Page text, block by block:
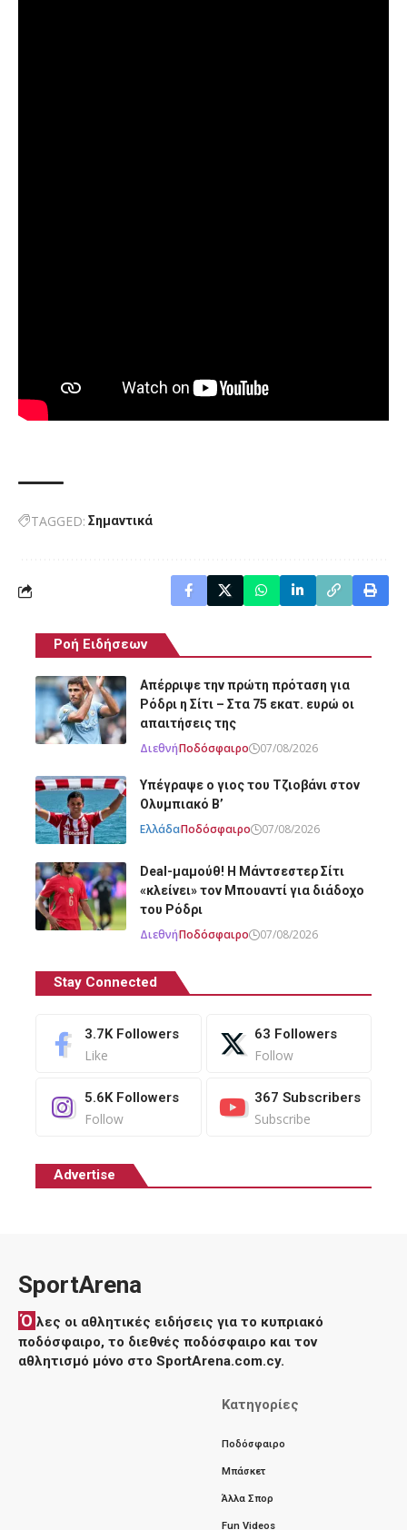
TAGGED: Σημαντικά
Ροή Ειδήσεων
Απέρριψε την πρώτη πρόταση για
Ρόδρι η Σίτι – Στα 75 εκατ. ευρώ οι
απαιτήσεις της
ΔιεθνήΠοδόσφαιρο 07/08/2026
Υπέγραψε ο γιος του Τζιοβάνι στον
Ολυμπιακό Β’
ΕλλάδαΠοδόσφαιρο 07/08/2026
Deal-μαμούθ! Η Μάντσεστερ Σίτι
«κλείνει» τον Μπουαντί για διάδοχο
του Ρόδρι
ΔιεθνήΠοδόσφαιρο 07/08/2026
Stay Connected
3.7K Followers
Like
63 Followers
Follow
5.6K Followers
Follow
367 Subscribers
Subscribe
Advertise
SportArena
Ό λες οι αθλητικές ειδήσεις για το κυπριακό
ποδόσφαιρο, το διεθνές ποδόσφαιρο και τον
αθλητισμό μόνο στο SportArena.com.cy.
Κατηγορίες
Ποδόσφαιρο
Μπάσκετ
Άλλα Σπορ
Fun Videos